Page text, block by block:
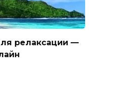
релаксации —